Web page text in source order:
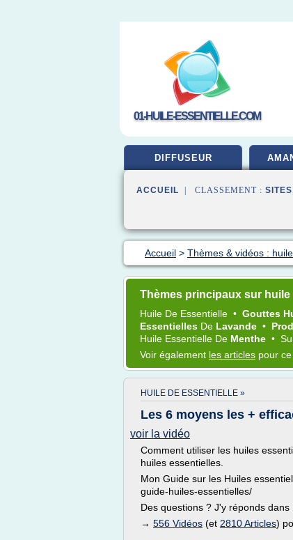
01-HUILE-ESSENTIELLE.COM
DIFFUSEUR
ACCUEIL | CLASSEMENT : SITES,
Accueil > Thèmes & vidéos :
Thèmes principaux sur huile
Huile De Essentielle • Gouttes
Essentielles De Lavande •
Huile Essentielle De Menthe •
Voir également les articles pour
HUILE DE ESSENTIELLE »
Les 6 moyens les +
voir la vidéo
Comment utiliser les huiles
huiles essentielles.
Mon Guide sur les Huiles
guide-huiles-essentielles/
Des questions ? J'y réponds
→ 556 Vidéos (et 2810 Articles)